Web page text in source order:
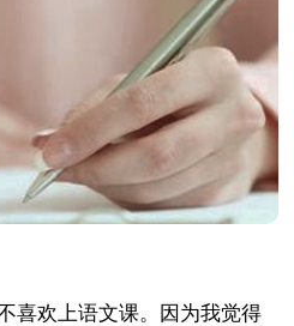
欢上语文课。因为我觉得